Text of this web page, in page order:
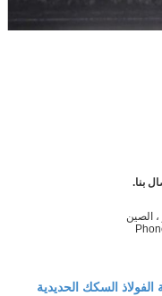
بنا.
السكك الحديدية